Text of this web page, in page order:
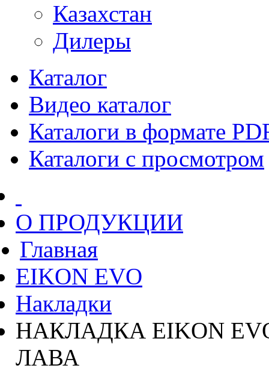
Казахстан
Дилеры
Каталог
Видео каталог
Каталоги в формате
Каталоги с просмотром
О ПРОДУКЦИИ
Главная
EIKON EVO
Накладки
НАКЛАДКА EIKON
ЛАВА